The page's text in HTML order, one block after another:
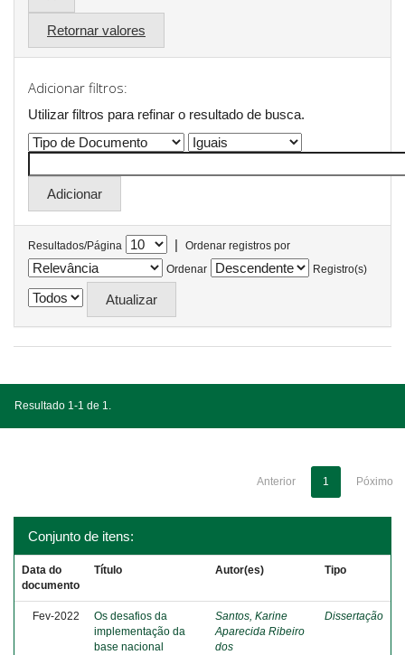
Retornar valores
Adicionar filtros:
Utilizar filtros para refinar o resultado de busca.
Resultados/Página |
Ordenar registros por
Ordenar
Registro(s)
Resultado 1-1 de 1.
Anterior 1 Póximo
Conjunto de itens:
Data do
documento
Título Autor(es) Tipo
Fev-2022
Os desafios da
implementação da
base nacional
Santos, Karine
Aparecida Ribeiro
dos
Dissertação